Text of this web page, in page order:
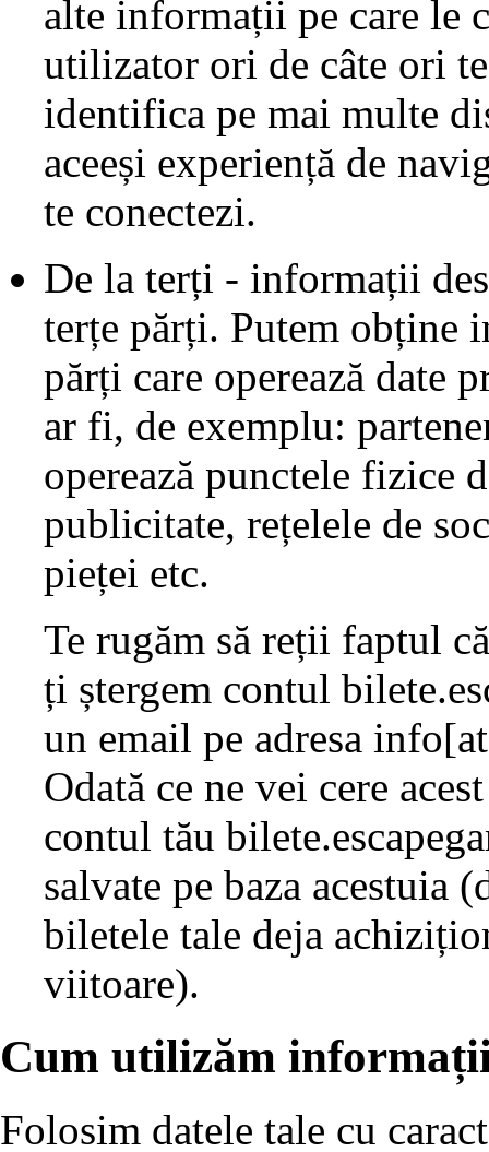
alte informații pe care le
utilizator ori de câte ori
identifica pe mai multe
aceeși experiență de
te conectezi.
De la terți - informații
terțe părți. Putem obține
părți care operează date
ar fi, de exemplu:
operează punctele fizice
publicitate, rețelele de
pieței etc.
Te rugăm să reții faptul
ți ștergem contul
un email pe adresa
Odată ce ne vei cere
contul tău
salvate pe baza acestuia
biletele tale deja
viitoare).
Cum utilizăm
Folosim datele tale cu